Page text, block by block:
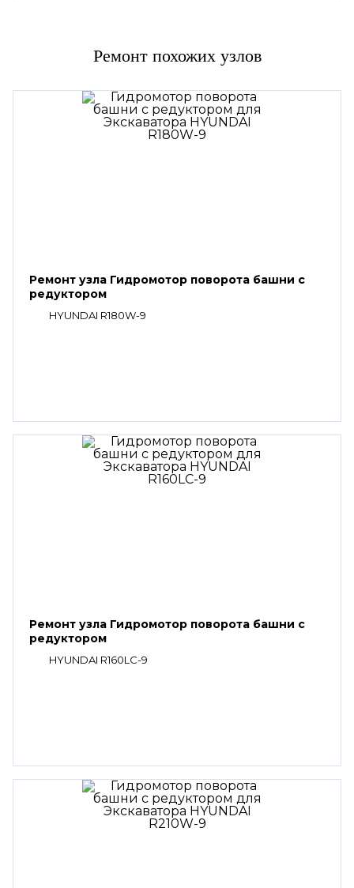
Ремонт похожих узлов
Ремонт узла Гидромотор поворота башни с
редуктором
HYUNDAI R180W-9
Ремонт узла Гидромотор поворота башни с
редуктором
HYUNDAI R160LC-9